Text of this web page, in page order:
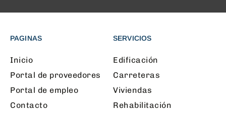
PAGINAS
Inicio
Portal de proveedores
Portal de empleo
Contacto
SERVICIOS
Edificación
Carreteras
Viviendas
Rehabilitación